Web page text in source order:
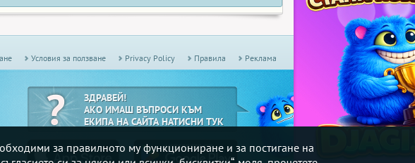
за правилното му функциониране и за постигане на
Условия за ползване Privacy Policy Правила Реклама
ЗДРАВЕЙ!
АКО ИМАШ ВЪПРОСИ КЪМ
ЕКИПА НА САЙТА НАТИСНИ ТУК